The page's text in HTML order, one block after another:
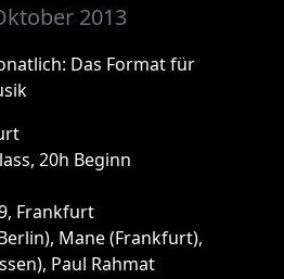
2013
Das Format für
20h Beginn
Frankfurt
Mane (Frankfurt),
Paul Rahmat